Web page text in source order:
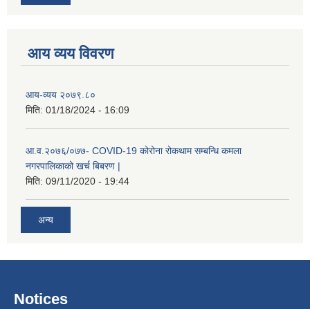
आय व्यय विवरण
आय-व्यय २०७९.८०
मिति: 01/18/2024 - 16:09
आ.व.२०७६/०७७- COVID-19 कोरोना रोकथाम सम्बन्धि कमला
नगरपालिकाको खर्च बिबरण |
मिति: 09/11/2020 - 19:44
अन्य
Notices